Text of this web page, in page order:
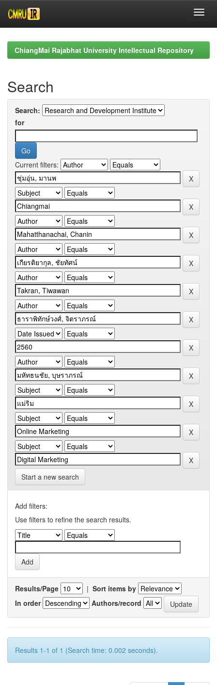
navigationChiangMai Rajabhat University Intellectual Repository
Search
Search:
for
Current filters:
Start a new search
Add filters:
Use filters to refine the search results.
Results/Page | Sort items by
In order
Authors/record
Results 1-1 of 1 (Search time: 0.002 seconds).